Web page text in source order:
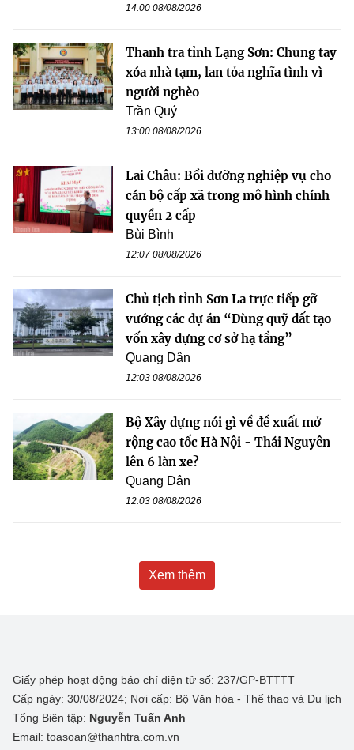
14:00 08/08/2026
Thanh tra tỉnh Lạng Sơn: Chung tay
xóa nhà tạm, lan tỏa nghĩa tình vì
người nghèo
Trần Quý
13:00 08/08/2026
Lai Châu: Bồi dưỡng nghiệp vụ cho
cán bộ cấp xã trong mô hình chính
quyền 2 cấp
Bùi Bình
12:07 08/08/2026
Chủ tịch tỉnh Sơn La trực tiếp gỡ
vướng các dự án “Dùng quỹ đất tạo
vốn xây dựng cơ sở hạ tầng”
Quang Dân
12:03 08/08/2026
Bộ Xây dựng nói gì về đề xuất mở
rộng cao tốc Hà Nội - Thái Nguyên
lên 6 làn xe?
Quang Dân
12:03 08/08/2026
Xem thêm
Giấy phép hoạt động báo chí điện tử số: 237/GP-BTTTT
Cấp ngày: 30/08/2024; Nơi cấp: Bộ Văn hóa - Thể thao và Du lịch
Tổng Biên tập: Nguyễn Tuấn Anh
Email: toasoan@thanhtra.com.vn